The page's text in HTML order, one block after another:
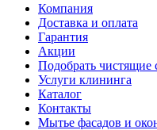
Компания
Доставка и оплата
Гарантия
Акции
Подобрать чистящие
Услуги клининга
Каталог
Контакты
Мытье фасадов и